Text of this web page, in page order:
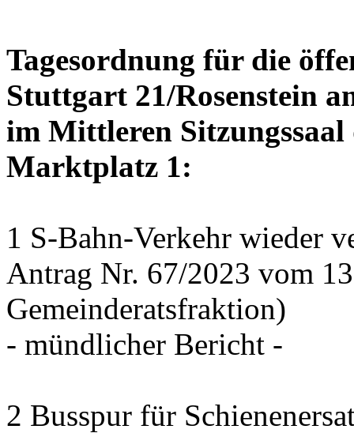
Tagesordnung für die
Stuttgart 21/Rosenstein
im Mittleren Sitzungssaal
Marktplatz 1:
1 S-Bahn-Verkehr wieder
Antrag Nr. 67/2023 vom
Gemeinderatsfraktion)
- mündlicher Bericht -
2 Busspur für